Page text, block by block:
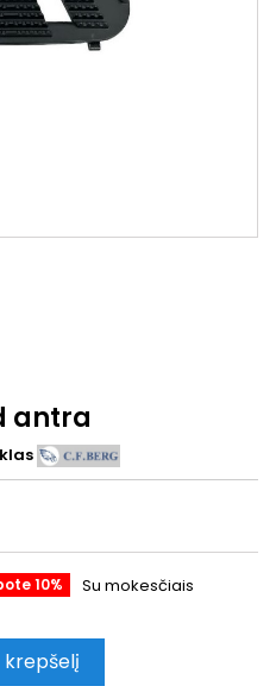
antra
10%
Su mokesčiais
krepšelį